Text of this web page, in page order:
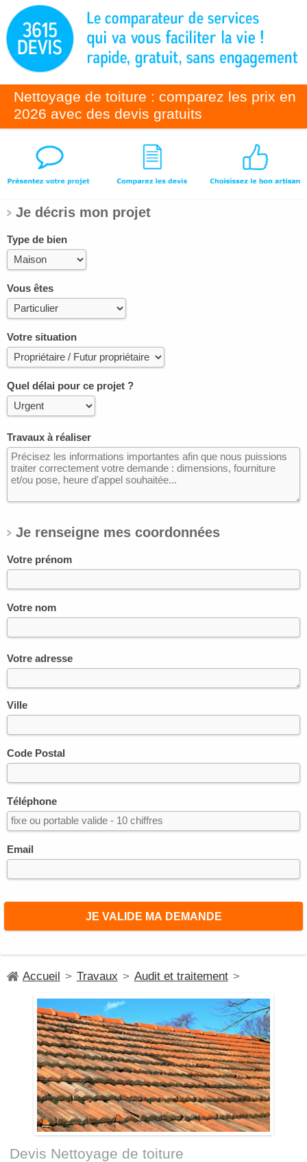
Nettoyage de toiture : comparez les prix en
2026 avec des devis gratuits
Je décris mon projet
Type de bien
Vous êtes
Votre situation
Quel délai pour ce projet ?
Travaux à réaliser
Je renseigne mes coordonnées
Votre prénom
Votre nom
Votre adresse
Ville
Code Postal
Téléphone
Email
Accueil > Travaux > Audit et traitement >
Devis Nettoyage de toiture